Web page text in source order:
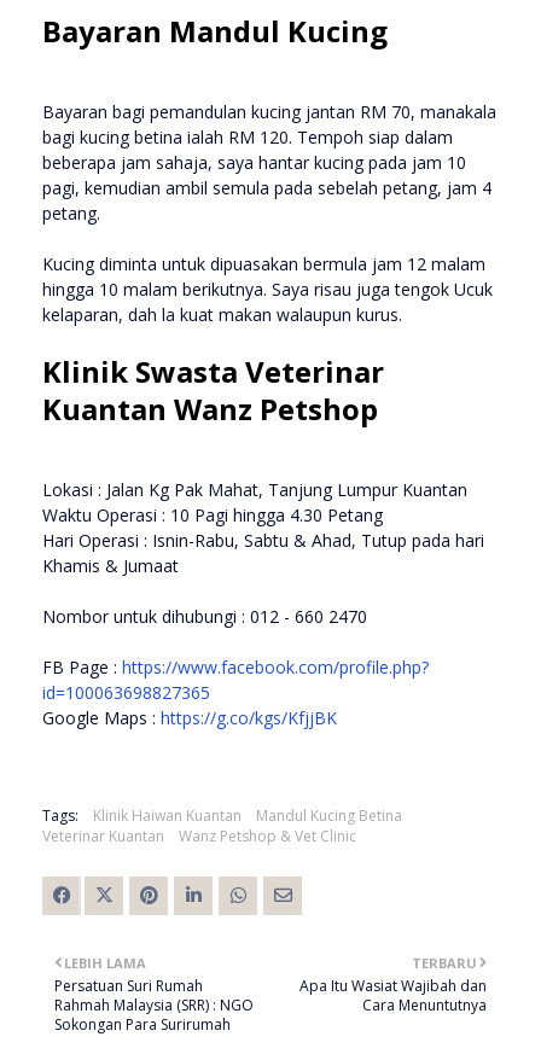
Bayaran Mandul Kucing
Bayaran bagi pemandulan kucing jantan RM 70, manakala
bagi kucing betina ialah RM 120. Tempoh siap dalam
beberapa jam sahaja, saya hantar kucing pada jam 10
pagi, kemudian ambil semula pada sebelah petang, jam 4
petang.
Kucing diminta untuk dipuasakan bermula jam 12 malam
hingga 10 malam berikutnya. Saya risau juga tengok Ucuk
kelaparan, dah la kuat makan walaupun kurus.
Klinik Swasta Veterinar
Kuantan Wanz Petshop
Lokasi : Jalan Kg Pak Mahat, Tanjung Lumpur Kuantan
Waktu Operasi : 10 Pagi hingga 4.30 Petang
Hari Operasi : Isnin-Rabu, Sabtu & Ahad, Tutup pada hari
Khamis & Jumaat
Nombor untuk dihubungi : 012 - 660 2470
FB Page : https://www.facebook.com/profile.php?
id=100063698827365
Google Maps : https://g.co/kgs/KfjjBK
Tags: Klinik Haiwan Kuantan
Mandul Kucing Betina
Veterinar Kuantan
Wanz Petshop & Vet Clinic
TERBARU
Apa Itu Wasiat Wajibah dan
Cara Menuntutnya
LEBIH LAMA
Persatuan Suri Rumah
Rahmah Malaysia (SRR) : NGO
Sokongan Para Surirumah